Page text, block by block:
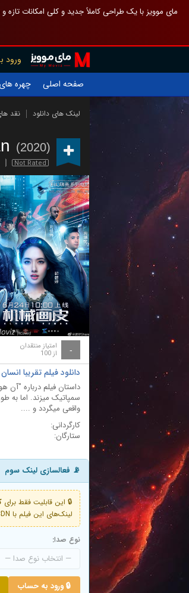
مای موویز با یک طراحی کاملاً جدید و کلی امکانات
ورود
صفحه اصلی
چهره
لینک های دانلود نقد
(2020)
Not Rated
- امتیاز منتقدان
از 100
دانلود فیلم تقریبا انسان Almost Human 2020
داستان فیلم درباره
سمپاتیک میزند. اما به
واقعی میگردد و ....
کارگردانی:
ستارگان:
📡 فعالسازی لینک سوم
🔒 این قابلیت فقط برای
لینک‌های این فیلم با CDN اختصاصی ایران را ثبت کنید و دقایقی بعد به لینک سوم آن دسترسی خواهید داشت
نوع صدا:
🔒 ورود به حساب